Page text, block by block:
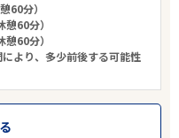
60分）
60分）
60分）
より、多少前後する可能性